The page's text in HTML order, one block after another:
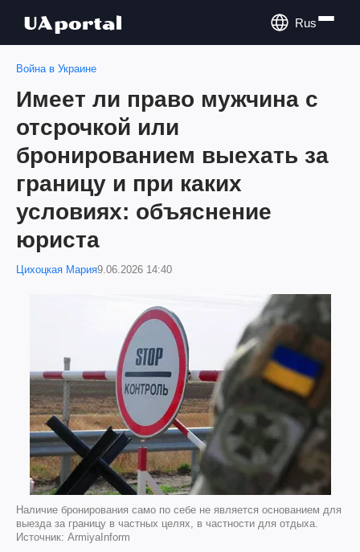
Rus
Война в Украине
Имеет ли право мужчина с
отсрочкой или
бронированием выехать за
границу и при каких
условиях: объяснение
юриста
Цихоцкая Мария9.06.2026 14:40
Наличие бронирования само по себе не является основанием для
выезда за границу в частных целях, в частности для отдыха.
Источник: ArmiyaInform